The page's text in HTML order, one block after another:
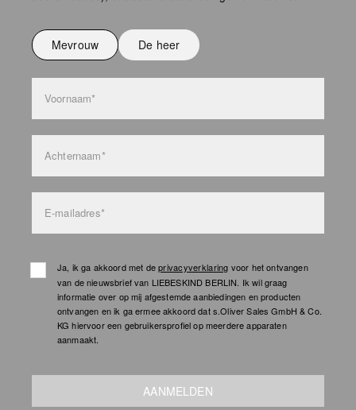
Mevrouw De heer
Voornaam*
Achternaam*
E-mailadres*
Ja, ik ga akkoord met deprivacyverklaring voor het ontvangen
van de nieuwsbrief van LIEBESKIND BERLIN. Ik wil graag
informatie over op mij afgestemde aanbiedingen en producten
ontvangen en ik ga ermee akkoord dat s.Oliver Sales GmbH & Co.
KG hiervoor een gebruikersprofiel op meerdere apparaten
aanmaakt.
AANMELDEN